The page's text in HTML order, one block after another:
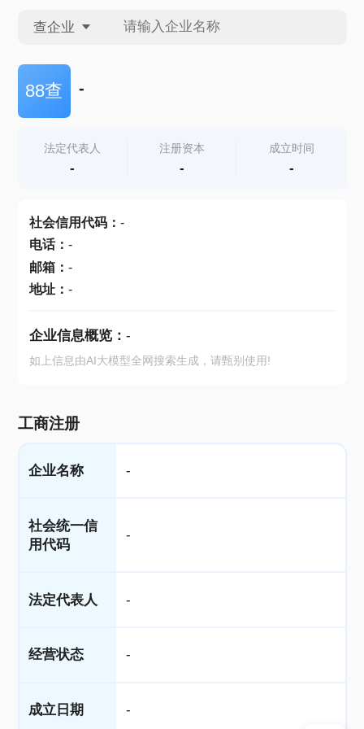
查企业
查企业
查产地
88查 -
法定代表人
-
注册资本
-
成立时间
-
社会信用代码： -
电话： -
邮箱： -
地址： -
企业信息概览： -
如上信息由AI大模型全网搜索生成，请甄别使用!
工商注册
企业名称 -
社会统一信
用代码
-
法定代表人 -
经营状态 -
成立日期 -